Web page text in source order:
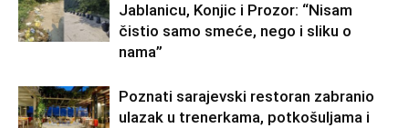
Jablanicu, Konjic i Prozor: “Nisam
čistio samo smeće, nego i sliku o
nama”
Poznati sarajevski restoran zabranio
ulazak u trenerkama, potkošuljama i